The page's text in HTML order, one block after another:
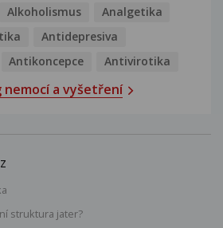
Alkoholismus
Analgetika
Antidepresiva
Antikoncepce Antivirotika
nemocí a vyšetření
struktura jater?